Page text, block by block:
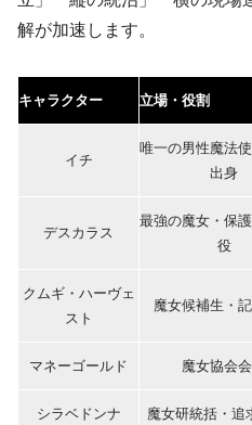
解が加速します。
キャラクター 立場・役割
イチ
唯一の男性魔法
出身
デスカラス
最強の魔女・保
役
クムギ・ハーヴェ
スト
魔女候補生・
マネーゴールド 魔女協会
シラベドンナ 魔女研統括・追